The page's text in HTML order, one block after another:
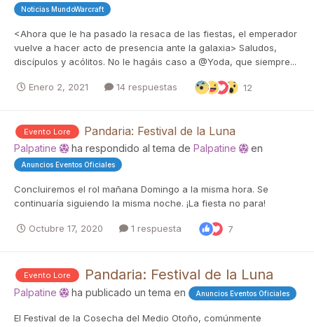
Noticias MundoWarcraft
<Ahora que le ha pasado la resaca de las fiestas, el emperador
vuelve a hacer acto de presencia ante la galaxia> Saludos,
discípulos y acólitos. No le hagáis caso a @Yoda, que siempre...
Enero 2, 2021 14 respuestas 12
Evento Lore Pandaria: Festival de la Luna
Palpatine ha respondido al tema de Palpatine en
Anuncios Eventos Oficiales
Concluiremos el rol mañana Domingo a la misma hora. Se
continuaría siguiendo la misma noche. ¡La fiesta no para!
Octubre 17, 2020 1 respuesta 7
Evento Lore Pandaria: Festival de la Luna
Palpatine ha publicado un tema en Anuncios Eventos Oficiales
El Festival de la Cosecha del Medio Otoño, comúnmente